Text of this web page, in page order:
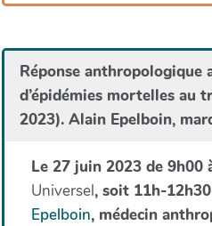
Réponse anthropologique
d’épidémies mortelles au
2023). Alain Epelboin,
Le 27 juin 2023 de 9h00
Universel, soit 11h-
Epelboin, médecin